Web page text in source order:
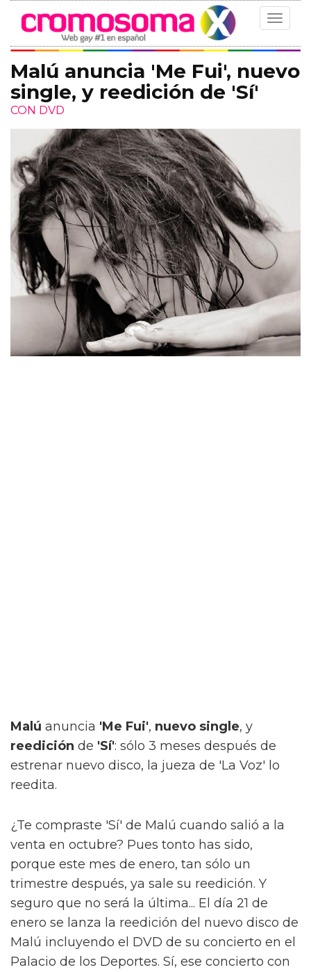
Toggle
Malú anuncia 'Me Fui', nuevo
single, y reedición de 'Sí'
CON DVD
Malú anuncia 'Me Fui', nuevo single, y
reedición de 'Sí': sólo 3 meses después de
estrenar nuevo disco, la jueza de 'La Voz' lo
reedita.
¿Te compraste 'Sí' de Malú cuando salió a la
venta en octubre? Pues tonto has sido,
porque este mes de enero, tan sólo un
trimestre después, ya sale su reedición. Y
seguro que no será la última... El día 21 de
enero se lanza la reedición del nuevo disco de
Malú incluyendo el DVD de su concierto en el
Palacio de los Deportes. Sí, ese concierto con